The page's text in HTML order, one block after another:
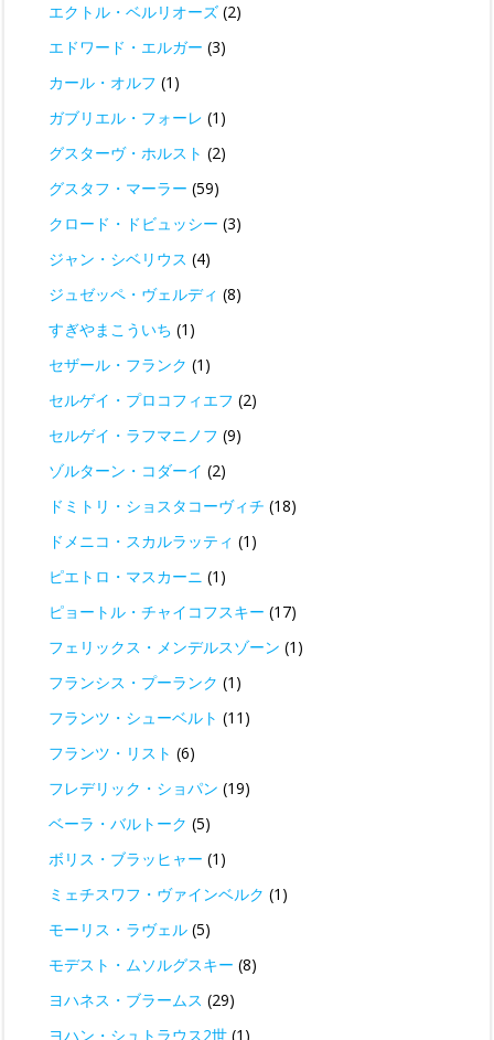
エクトル・ベルリオーズ (2)
エドワード・エルガー (3)
カール・オルフ (1)
ガブリエル・フォーレ (1)
グスターヴ・ホルスト (2)
グスタフ・マーラー (59)
クロード・ドビュッシー (3)
ジャン・シベリウス (4)
ジュゼッペ・ヴェルディ (8)
すぎやまこういち (1)
セザール・フランク (1)
セルゲイ・プロコフィエフ (2)
セルゲイ・ラフマニノフ (9)
ゾルターン・コダーイ (2)
ドミトリ・ショスタコーヴィチ (18)
ドメニコ・スカルラッティ (1)
ピエトロ・マスカーニ (1)
ピョートル・チャイコフスキー (17)
フェリックス・メンデルスゾーン (1)
フランシス・プーランク (1)
フランツ・シューベルト (11)
フランツ・リスト (6)
フレデリック・ショパン (19)
ベーラ・バルトーク (5)
ボリス・ブラッヒャー (1)
ミェチスワフ・ヴァインベルク (1)
モーリス・ラヴェル (5)
モデスト・ムソルグスキー (8)
ヨハネス・ブラームス (29)
ヨハン・シュトラウス2世 (1)